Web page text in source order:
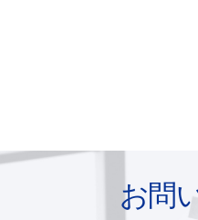
お問